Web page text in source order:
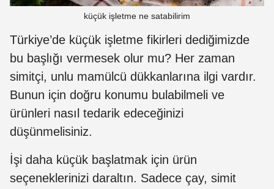
küçük işletme ne satabilirim
Türkiye’de küçük işletme fikirleri dediğimizde
bu başlığı vermesek olur mu? Her zaman
simitçi, unlu mamülcü dükkanlarına ilgi vardır.
Bunun için doğru konumu bulabilmeli ve
ürünleri nasıl tedarik edeceğinizi
düşünmelisiniz.
İşi daha küçük başlatmak için ürün
seçeneklerinizi daraltın. Sadece çay, simit